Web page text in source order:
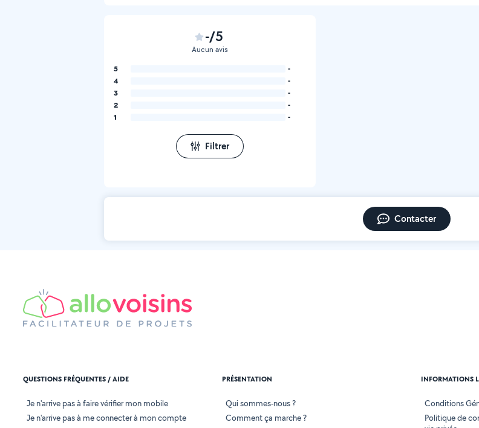
-/5
Aucun avis
5
-
4
-
3
-
2
-
1
-
Filtrer
Contacter
QUESTIONS FRÉQUENTES / AIDE
Je n'arrive pas à faire vérifier mon mobile
Je n'arrive pas à me connecter à mon compte
PRÉSENTATION
Qui sommes-nous ?
Comment ça marche ?
INFORMATIONS
Conditions
Politique de